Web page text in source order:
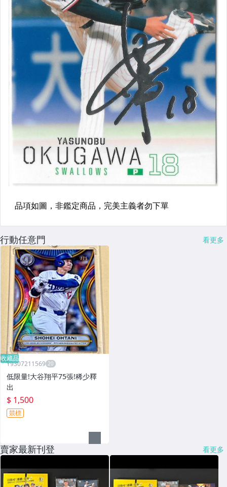
行動任意門 看更多
收藏品
Y9307211569
低限量!大谷翔平75張!稀少釋
出
$ 1,500
競標
賣家最新刊登 看更多